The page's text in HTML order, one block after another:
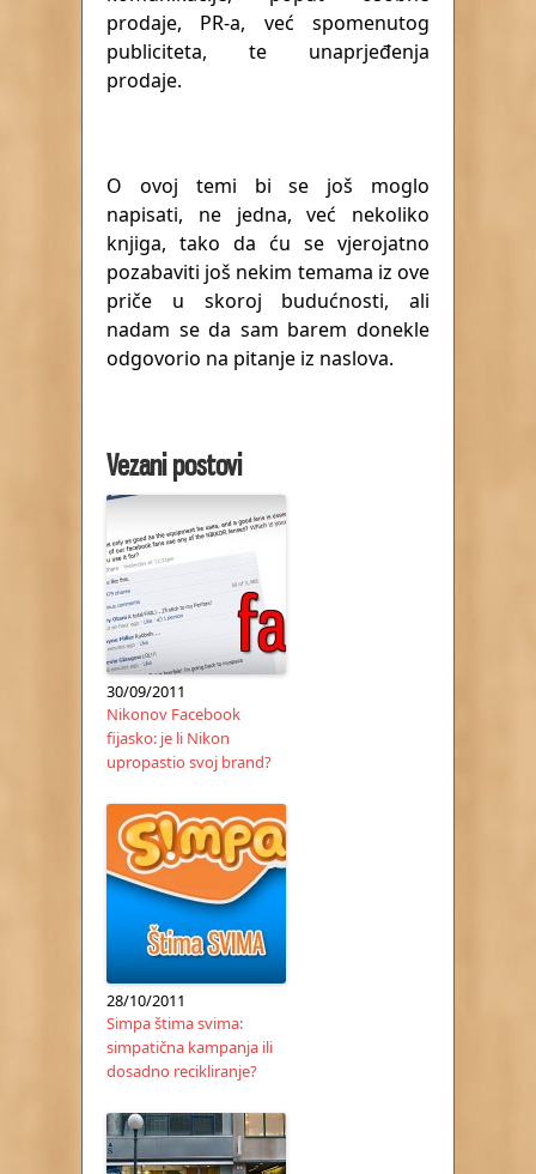
prodaje, PR-a, već spomenutog
publiciteta, te unaprjeđenja
prodaje.
O ovoj temi bi se još moglo
napisati, ne jedna, već nekoliko
knjiga, tako da ću se vjerojatno
pozabaviti još nekim temama iz ove
priče u skoroj budućnosti, ali
nadam se da sam barem donekle
odgovorio na pitanje iz naslova.
Vezani postovi
30/09/2011
Nikonov Facebook
fijasko: je li Nikon
upropastio svoj brand?
28/10/2011
Simpa štima svima:
simpatična kampanja ili
dosadno recikliranje?